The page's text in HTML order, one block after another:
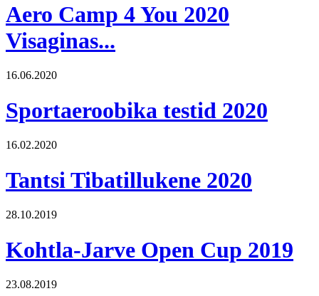
Aero Camp 4 You 2020
Visaginas...
16.06.2020
Sportaeroobika testid 2020
16.02.2020
Tantsi Tibatillukene 2020
28.10.2019
Kohtla-Jarve Open Cup 2019
23.08.2019